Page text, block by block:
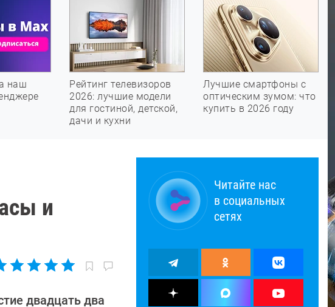
наш
Рейтинг телевизоров
2026: лучшие модели
для гостиной, детской,
дачи и кухни
Лучшие смартфоны с
оптическим зумом: что
купить в 2026 году
и
двадцать два
Читайте нас
в социальных
сетях